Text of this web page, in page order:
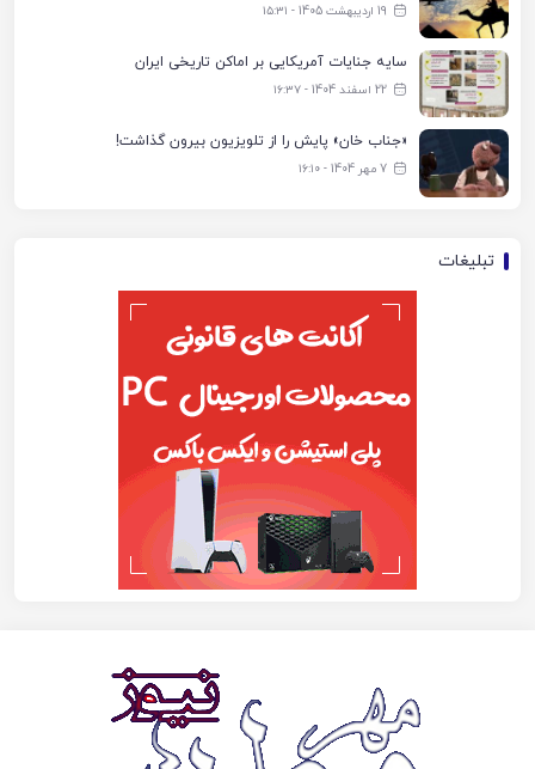
19 اردیبهشت 1405 - ۱۵:۳۱
سایه جنایات آمریکایی بر اماکن تاریخی ایران
22 اسفند 1404 - ۱۶:۳۷
«جناب خان» پایش را از تلویزیون بیرون گذاشت!
7 مهر 1404 - ۱۶:۱۰
تبلیغات